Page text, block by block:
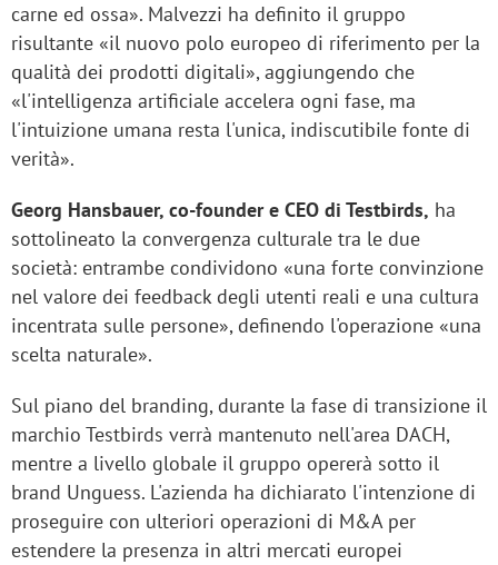
carne ed ossa». Malvezzi ha definito il gruppo
risultante «il nuovo polo europeo di riferimento per la
qualità dei prodotti digitali», aggiungendo che
«l'intelligenza artificiale accelera ogni fase, ma
l'intuizione umana resta l'unica, indiscutibile fonte di
verità».
Georg Hansbauer, co-founder e CEO di Testbirds, ha
sottolineato la convergenza culturale tra le due
società: entrambe condividono «una forte convinzione
nel valore dei feedback degli utenti reali e una cultura
incentrata sulle persone», definendo l'operazione «una
scelta naturale».
Sul piano del branding, durante la fase di transizione il
marchio Testbirds verrà mantenuto nell'area DACH,
mentre a livello globale il gruppo opererà sotto il
brand Unguess. L'azienda ha dichiarato l'intenzione di
proseguire con ulteriori operazioni di M&A per
estendere la presenza in altri mercati europei